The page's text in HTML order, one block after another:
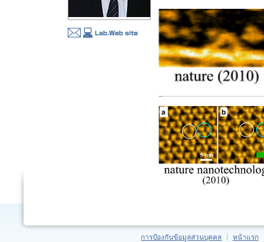
การป้องกันข้อมูลส่วนบุคคล หน้าแรก